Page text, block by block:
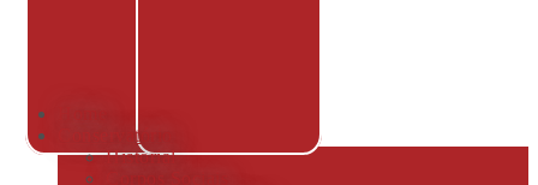
Conservatório
Historial